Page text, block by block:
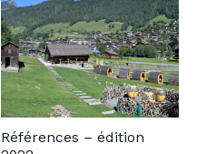
Références – édition